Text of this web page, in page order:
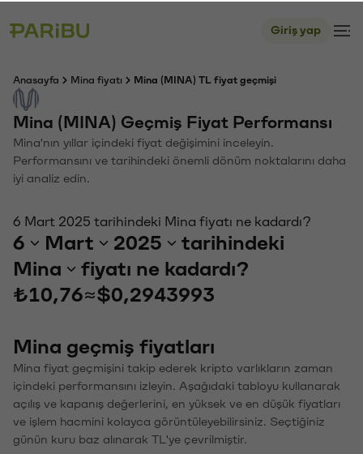
Giriş yap
Anasayfa Mina fiyatı Mina (MINA) TL fiyat geçmişi
Mina (MINA) Geçmiş Fiyat Performansı
Mina'nın yıllar içindeki fiyat değişimini inceleyin.
Performansını ve tarihindeki önemli dönüm noktalarını daha
iyi analiz edin.
6 Mart 2025 tarihindeki Mina fiyatı ne kadardı?
6 Mart 2025
tarihindeki
Mina
fiyatı ne kadardı?
₺10,76≈$0,2943993
Mina geçmiş fiyatları
Mina fiyat geçmişini takip ederek kripto varlıkların zaman
içindeki performansını izleyin. Aşağıdaki tabloyu kullanarak
açılış ve kapanış değerlerini, en yüksek ve en düşük fiyatları
ve işlem hacmini kolayca görüntüleyebilirsiniz. Seçtiğiniz
günün kuru baz alınarak TL'ye çevrilmiştir.